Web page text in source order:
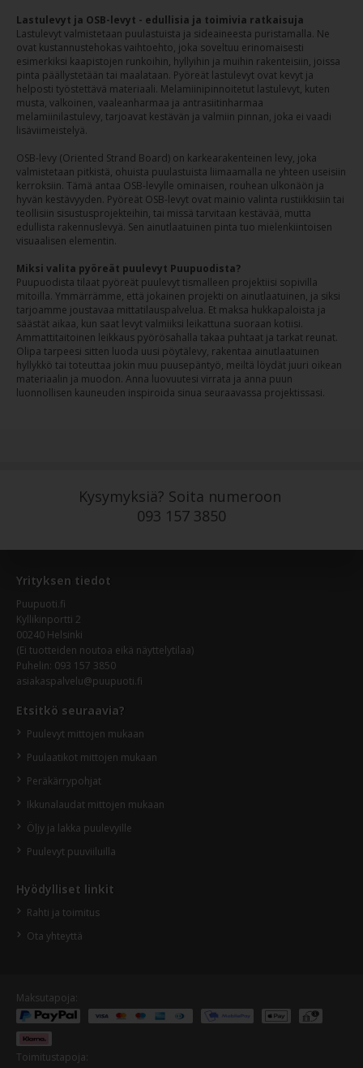
Lastulevyt ja OSB-levyt - edullisia ja toimivia ratkaisuja
Lastulevyt valmistetaan puulastuista ja sideaineesta puristamalla. Ne
ovat kustannustehokas vaihtoehto, joka soveltuu erinomaisesti
esimerkiksi kaapistojen runkoihin, hyllyihin ja muihin rakenteisiin, joissa
pinta päällystetään tai maalataan. Pyöreät lastulevyt ovat kevyt ja
helposti työstettävä materiaali. Melamiinipinnoitetut lastulevyt, kuten
musta, valkoinen, vaaleanharmaa ja antrasiitinharmaa
melamiinilastulevy, tarjoavat kestävän ja valmiin pinnan, joka ei vaadi
lisäviimeistelyä.
OSB-levy (Oriented Strand Board) on karkearakenteinen levy, joka
valmistetaan pitkistä, ohuista puulastuista liimaamalla ne yhteen useisiin
kerroksiin. Tämä antaa OSB-levylle ominaisen, rouhean ulkonäön ja
hyvän kestävyyden. Pyöreät OSB-levyt ovat mainio valinta rustiikkisiin tai
teollisiin sisustusprojekteihin, tai missä tarvitaan kestävää, mutta
edullista rakennuslevyä. Sen ainutlaatuinen pinta tuo mielenkiintoisen
visuaalisen elementin.
Miksi valita pyöreät puulevyt Puupuodista?
Puupuodista tilaat pyöreät puulevyt tismalleen projektiisi sopivilla
mitoilla. Ymmärrämme, että jokainen projekti on ainutlaatuinen, ja siksi
tarjoamme joustavaa mittatilauspalvelua. Et maksa hukkapaloista ja
säästät aikaa, kun saat levyt valmiiksi leikattuna suoraan kotiisi.
Ammattitaitoinen leikkaus pyörösahalla takaa puhtaat ja tarkat reunat.
Olipa tarpeesi sitten luoda uusi pöytälevy, rakentaa ainutlaatuinen
hyllykkö tai toteuttaa jokin muu puusepäntyö, meiltä löydät juuri oikean
materiaalin ja muodon. Anna luovuutesi virrata ja anna puun
luonnollisen kauneuden inspiroida sinua seuraavassa projektissasi.
Kysymyksiä? Soita numeroon
093 157 3850
Yrityksen tiedot
Puupuoti.fi
Kyllikinportti 2
00240 Helsinki
(Ei tuotteiden noutoa eikä näyttelytilaa)
Puhelin: 093 157 3850
asiakaspalvelu@puupuoti.fi
Etsitkö seuraavia?
Puulevyt mittojen mukaan
Puulaatikot mittojen mukaan
Peräkärrypohjat
Ikkunalaudat mittojen mukaan
Öljy ja lakka puulevyille
Puulevyt puuviiluilla
Hyödylliset linkit
Rahti ja toimitus
Ota yhteyttä
Maksutapoja:
Toimitustapoja: